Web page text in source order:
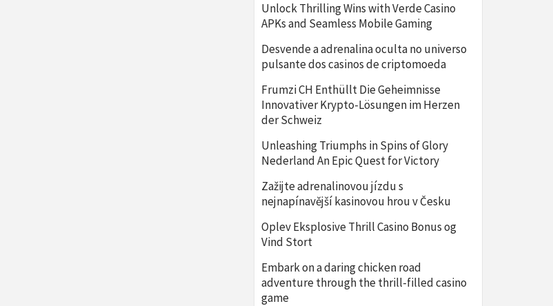
Unlock Thrilling Wins with Verde Casino
APKs and Seamless Mobile Gaming
Desvende a adrenalina oculta no universo
pulsante dos casinos de criptomoeda
Frumzi CH Enthüllt Die Geheimnisse
Innovativer Krypto-Lösungen im Herzen
der Schweiz
Unleashing Triumphs in Spins of Glory
Nederland An Epic Quest for Victory
Zažijte adrenalinovou jízdu s
nejnapínavější kasinovou hrou v Česku
Oplev Eksplosive Thrill Casino Bonus og
Vind Stort
Embark on a daring chicken road
adventure through the thrill-filled casino
game